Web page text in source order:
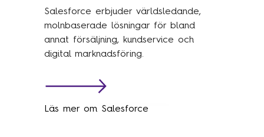
Salesforce erbjuder världsledande,
molnbaserade lösningar för bland
annat försäljning, kundservice och
digital marknadsföring.
Läs mer om Salesforce